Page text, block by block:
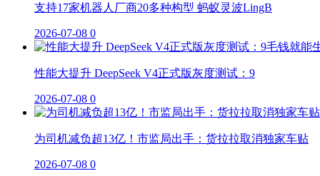
支持17家机器人厂商20多种构型 蚂蚁灵波LingB
2026-07-08 0
性能大提升 DeepSeek V4正式版灰度测试：9
2026-07-08 0
为司机减负超13亿！市监局出手：货拉拉取消独家车贴
2026-07-08 0